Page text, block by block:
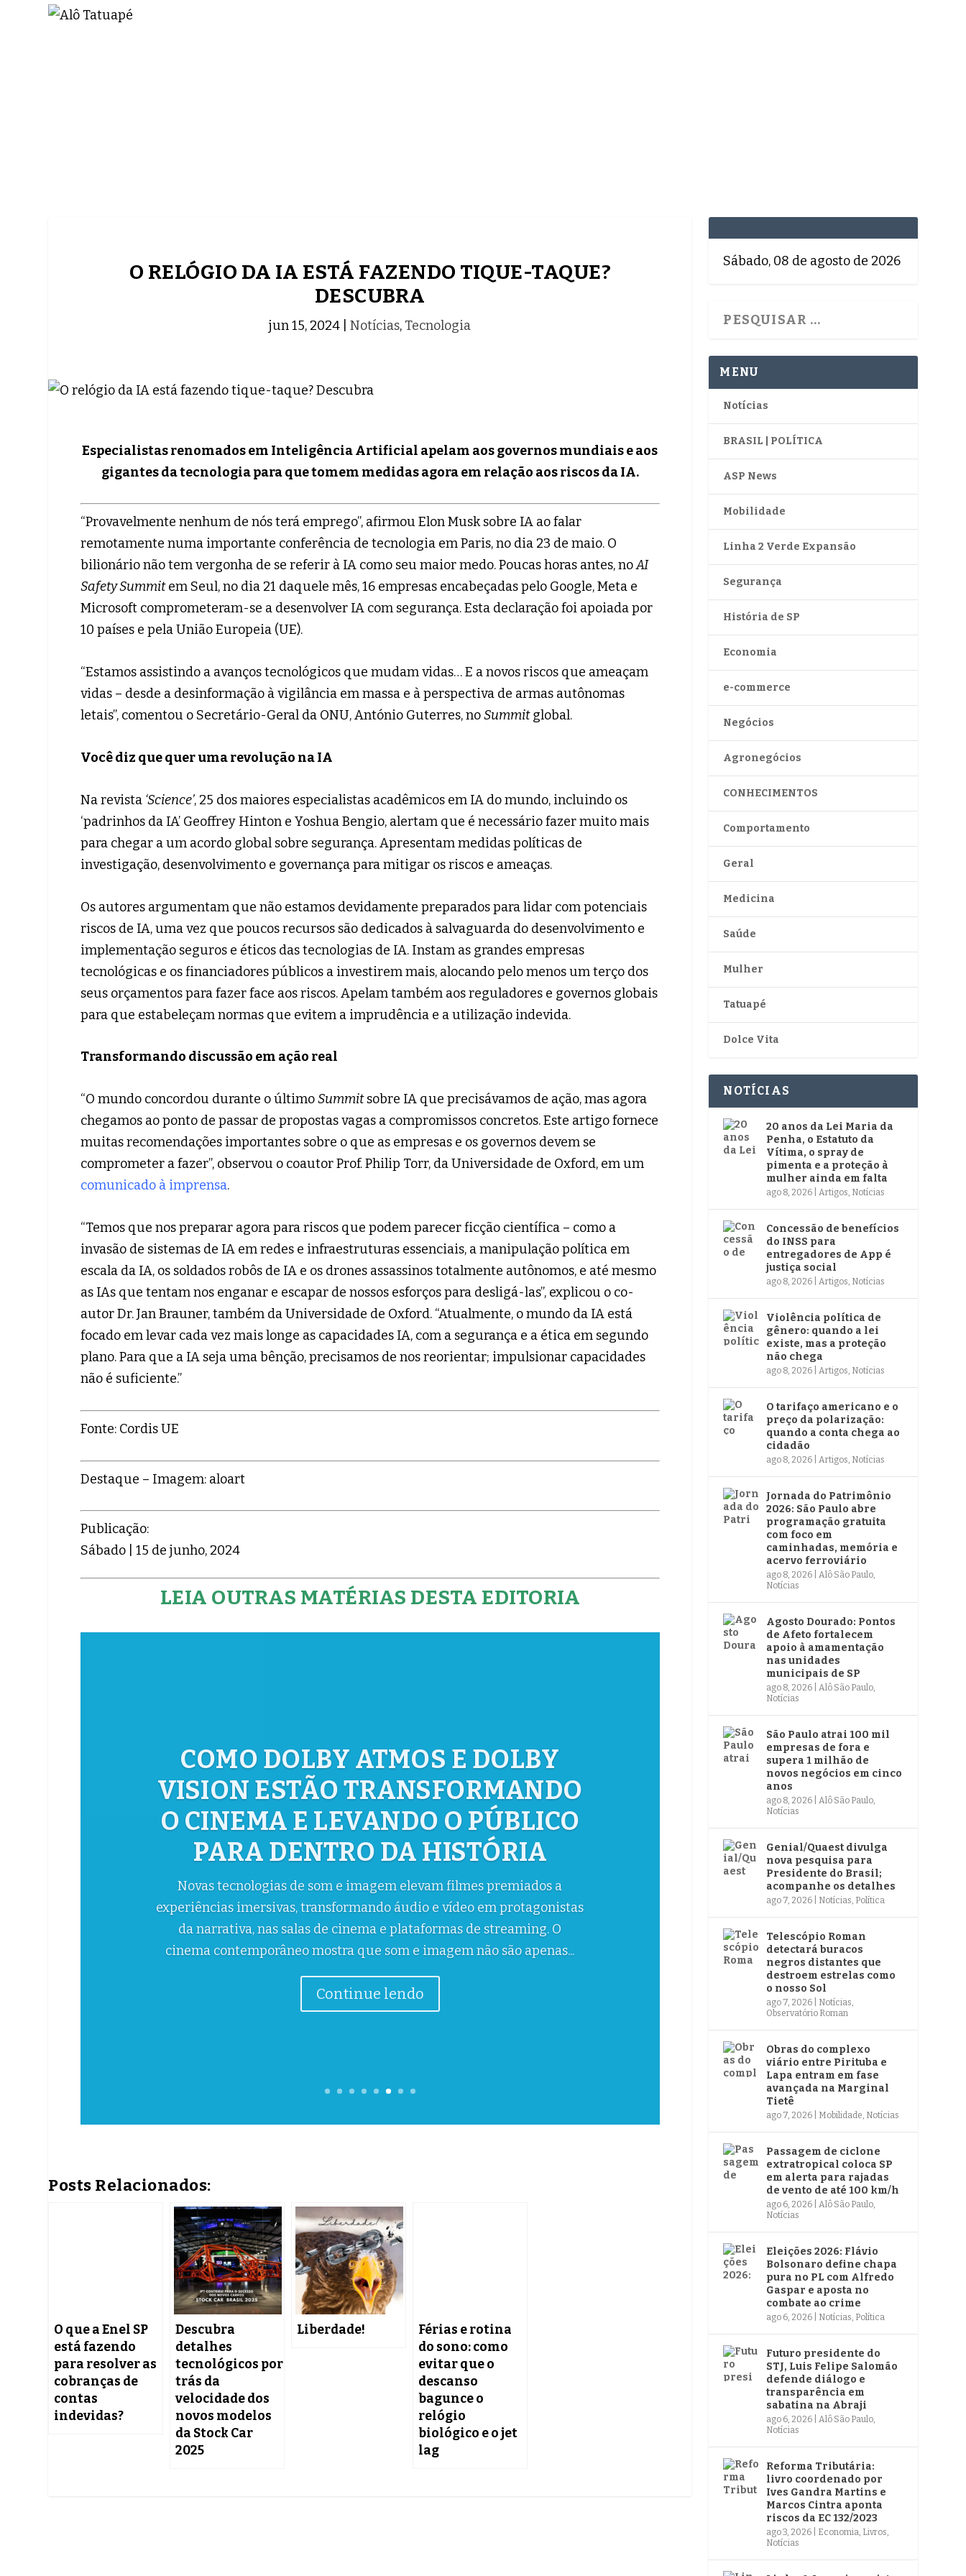
O RELÓGIO DA IA ESTÁ FAZENDO TIQUE-TAQUE?
DESCUBRA
jun 15, 2024 |Notícias, Tecnologia
Especialistas renomados em Inteligência Artificial apelam aos governos mundiais e aos
gigantes da tecnologia para que tomem medidas agora em relação aos riscos da IA.
“Provavelmente nenhum de nós terá emprego”, afirmou Elon Musk sobre IA ao falar
remotamente numa importante conferência de tecnologia em Paris, no dia 23 de maio. O
bilionário não tem vergonha de se referir à IA como seu maior medo. Poucas horas antes, noAI
Safety Summitem Seul, no dia 21 daquele mês, 16 empresas encabeçadas pelo Google, Meta e
Microsoft comprometeram-se a desenvolver IA com segurança. Esta declaração foi apoiada por
10 países e pela União Europeia (UE).
“Estamos assistindo a avanços tecnológicos que mudam vidas… E a novos riscos que ameaçam
vidas – desde a desinformação à vigilância em massa e à perspectiva de armas autônomas
letais”, comentou o Secretário-Geral da ONU, António Guterres, noSummitglobal.
Você diz que quer uma revolução na IA
Na revista ‘Science’, 25 dos maiores especialistas acadêmicos em IA do mundo, incluindo os
‘padrinhos da IA’ Geoffrey Hinton e Yoshua Bengio, alertam que é necessário fazer muito mais
para chegar a um acordo global sobre segurança. Apresentam medidas políticas de
investigação, desenvolvimento e governança para mitigar os riscos e ameaças.
Os autores argumentam que não estamos devidamente preparados para lidar com potenciais
riscos de IA, uma vez que poucos recursos são dedicados à salvaguarda do desenvolvimento e
implementação seguros e éticos das tecnologias de IA. Instam as grandes empresas
tecnológicas e os financiadores públicos a investirem mais, alocando pelo menos um terço dos
seus orçamentos para fazer face aos riscos. Apelam também aos reguladores e governos globais
para que estabeleçam normas que evitem a imprudência e a utilização indevida.
Transformando discussão em ação real
“O mundo concordou durante o últimoSummitsobre IA que precisávamos de ação, mas agora
chegamos ao ponto de passar de propostas vagas a compromissos concretos. Este artigo fornece
muitas recomendações importantes sobre o que as empresas e os governos devem se
comprometer a fazer”, observou o coautor Prof. Philip Torr, da Universidade de Oxford, em um
comunicado à imprensa.
“Temos que nos preparar agora para riscos que podem parecer ficção científica – como a
invasão de sistemas de IA em redes e infraestruturas essenciais, a manipulação política em
escala da IA, os soldados robôs de IA e os drones assassinos totalmente autônomos, e até mesmo
as IAs que tentam nos enganar e escapar de nossos esforços para desligá-las”, explicou o co-
autor Dr. Jan Brauner, também da Universidade de Oxford. “Atualmente, o mundo da IA ​​está
focado em levar cada vez mais longe as capacidades IA, com a segurança e a ética em segundo
plano. Para que a IA seja uma bênção, precisamos de nos reorientar; impulsionar capacidades
não é suficiente.”
Fonte: Cordis UE
Destaque – Imagem: aloart
Publicação:
Sábado | 15 de junho, 2024
LEIA OUTRAS MATÉRIAS DESTA EDITORIA
ESCASSEZ DE TALENTOS EM
TECNOLOGIA DESAFIA EMPRESAS
PARA CONTRATAR NO BRASIL,
RELATAM PESQUISAS
Levantamentos junto a lideranças de tecnologia mostra falta de
profissionais qualificados em todos os níveis, especialmente sêniores,
empresas A escassez de profissionais qualificados em...
Posts Relacionados:
O que a Enel SP
está fazendo
para resolver as
cobranças de
contas
indevidas?
Descubra
detalhes
tecnológicos por
trás da
velocidade dos
novos modelos
da Stock Car
2025
Liberdade!
Férias e rotina
do sono: como
evitar que o
descanso
bagunce o
relógio
biológico e o jet
lag
Sábado, 08 de agosto de 2026
MENU
Notícias
BRASIL | POLÍTICA
ASP News
Mobilidade
Linha 2 Verde Expansão
Segurança
História de SP
Economia
e-commerce
Negócios
Agronegócios
CONHECIMENTOS
Comportamento
Geral
Medicina
Saúde
Mulher
Tatuapé
Dolce Vita
NOTÍCIAS
20 anos da Lei Maria da
Penha, o Estatuto da
Vítima, o spray de
pimenta e a proteção à
mulher ainda em falta
ago 8, 2026 |Artigos, Notícias
Concessão de benefícios
do INSS para
entregadores de App é
justiça social
ago 8, 2026 |Artigos, Notícias
Violência política de
gênero: quando a lei
existe, mas a proteção
não chega
ago 8, 2026 |Artigos, Notícias
O tarifaço americano e o
preço da polarização:
quando a conta chega ao
cidadão
ago 8, 2026 |Artigos, Notícias
Jornada do Patrimônio
2026: São Paulo abre
programação gratuita
com foco em
caminhadas, memória e
acervo ferroviário
ago 8, 2026 |Alô São Paulo,
Notícias
Agosto Dourado: Pontos
de Afeto fortalecem
apoio à amamentação
nas unidades
municipais de SP
ago 8, 2026 |Alô São Paulo,
Notícias
São Paulo atrai 100 mil
empresas de fora e
supera 1 milhão de
novos negócios em cinco
anos
ago 8, 2026 |Alô São Paulo,
Notícias
Genial/Quaest divulga
nova pesquisa para
Presidente do Brasil;
acompanhe os detalhes
ago 7, 2026 Notícias, Política
Telescópio Roman
detectará buracos
negros distantes que
destroem estrelas como
o nosso Sol
ago 7, 2026 Notícias,
Observatório Roman
Obras do complexo
viário entre Pirituba e
Lapa entram em fase
avançada na Marginal
Tietê
ago 7, 2026 Mobilidade, Notícias
Passagem de ciclone
extratropical coloca SP
em alerta para rajadas
de vento de até 100 km/h
ago 6, 2026 |Alô São Paulo,
Notícias
Eleições 2026: Flávio
Bolsonaro define chapa
pura no PL com Alfredo
Gaspar e aposta no
combate ao crime
ago 6, 2026 Notícias, Política
Futuro presidente do
STJ, Luis Felipe Salomão
defende diálogo e
transparência em
sabatina na Abraji
ago 6, 2026 |Alô São Paulo,
Notícias
Reforma Tributária:
livro coordenado por
Ives Gandra Martins e
Marcos Cintra aponta
riscos da EC 132/2023
ago 3, 2026 Economia, Livros,
Notícias